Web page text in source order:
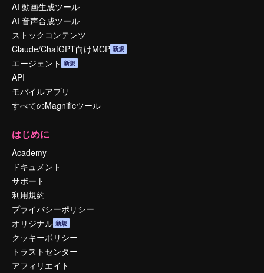
AI 動画生成ツール
AI 音声合成ツール
ストックコンテンツ
Claude/ChatGPT向けMCP 新規
エージェント 新規
API
モバイルアプリ
すべてのMagnificツール
はじめに
Academy
ドキュメント
サポート
利用規約
プライバシーポリシー
オリジナル 新規
クッキーポリシー
トラストセンター
アフィリエイト